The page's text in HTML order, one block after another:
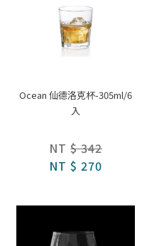
Ocean 仙德洛克杯-305ml/6
入
NT $ 342
NT $ 270